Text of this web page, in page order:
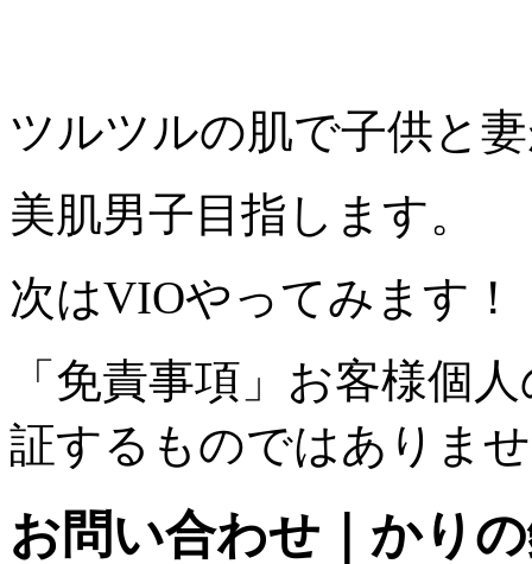
ツルツルの肌で子供と
美肌男子目指します。
次はVIOやってみます！
「免責事項」お客様個
証するものではありま
お問い合わせ｜かり